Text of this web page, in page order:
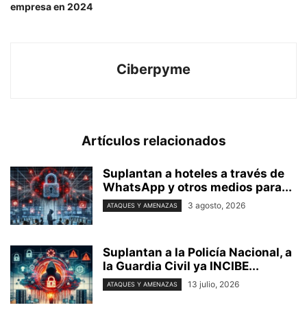
empresa en 2024
Ciberpyme
Artículos relacionados
Suplantan a hoteles a través de
WhatsApp y otros medios para...
ATAQUES Y AMENAZAS 3 agosto, 2026
Suplantan a la Policía Nacional, a
la Guardia Civil ya INCIBE...
ATAQUES Y AMENAZAS 13 julio, 2026